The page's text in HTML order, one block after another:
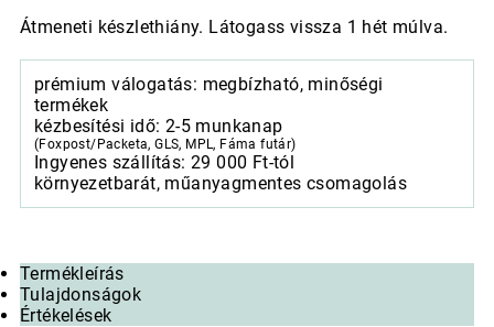
Átmeneti készlethiány. Látogass vissza 1 hét múlva.
prémium válogatás: megbízható, minőségi
termékek
kézbesítési idő: 2-5 munkanap
(Foxpost/Packeta, GLS, MPL, Fáma futár)
Ingyenes szállítás: 29 000 Ft-tól
környezetbarát, műanyagmentes csomagolás
Termékleírás
Tulajdonságok
Értékelések